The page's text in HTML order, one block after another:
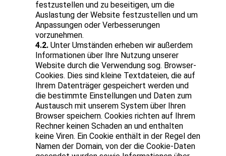
festzustellen und zu beseitigen, um die
Auslastung der Website festzustellen und um
Anpassungen oder Verbesserungen
vorzunehmen.
4.2. Unter Umständen erheben wir außerdem
Informationen über Ihre Nutzung unserer
Website durch die Verwendung sog. Browser-
Cookies. Dies sind kleine Textdateien, die auf
Ihrem Datenträger gespeichert werden und
die bestimmte Einstellungen und Daten zum
Austausch mit unserem System über Ihren
Browser speichern. Cookies richten auf Ihrem
Rechner keinen Schaden an und enthalten
keine Viren. Ein Cookie enthält in der Regel den
Namen der Domain, von der die Cookie-Daten